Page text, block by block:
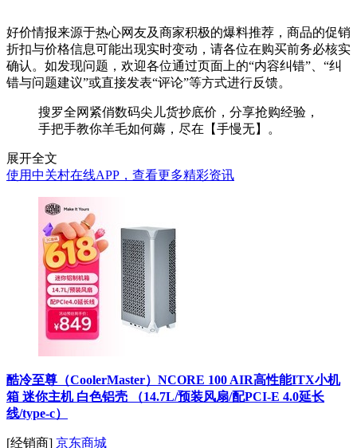
好价情报来源于热心网友及商家积极的爆料推荐，商品的促销
折扣与价格信息可能出现实时变动，请各位在购买前务必核实
确认。如发现问题，欢迎各位通过页面上的“内容纠错”、“纠
错与问题建议”或直接发表“评论”等方式进行反馈。
搜罗全网紧俏数码尖儿货抄底价，分享抢购经验，
手把手教你羊毛如何薅，尽在【手慢无】。
展开全文
使用中关村在线APP，查看更多精彩资讯
酷冷至尊（CoolerMaster）NCORE 100 AIR高性能ITX小机
箱 迷你主机 白色铝壳 （14.7L/预装风扇/配PCI-E 4.0延长
线/type-c）
[经销商] 京东商城